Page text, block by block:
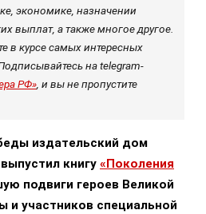
экономике, назначении
выплат, а также многое другое.
в курсе самых интересных
на telegram-
РФ», и вы не пропустите
издательский дом
книгу «Поколения
подвиги героев Великой
и участников специальной